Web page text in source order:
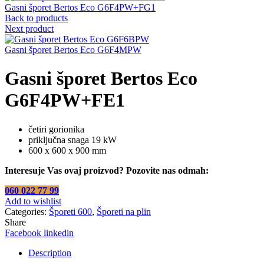
Gasni šporet Bertos Eco G6F4PW+FG1
Back to products
Next product
Gasni šporet Bertos Eco G6F4MPW
Gasni šporet Bertos Eco
G6F4PW+FE1
četiri gorionika
priključna snaga 19 kW
600 x 600 x 900 mm
Interesuje Vas ovaj proizvod? Pozovite nas odmah:
060 022 77 99
Add to wishlist
Categories: Šporeti 600, Šporeti na plin
Share
Facebook linkedin
Description